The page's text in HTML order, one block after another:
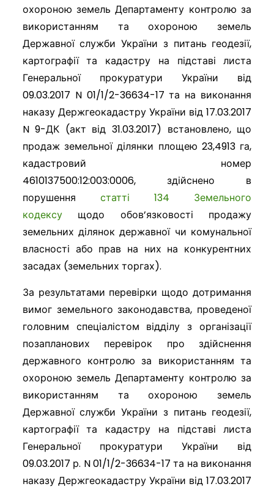
охороною земель Департаменту контролю за
використанням та охороною земель
Державної служби України з питань геодезії,
картографії та кадастру на підставі листа
Генеральної прокуратури України від
09.03.2017 N 01/1/2-36634-17 та на виконання
наказу Держгеокадастру України від 17.03.2017
N 9-ДК (акт від 31.03.2017) встановлено, що
продаж земельної ділянки площею 23,4913 га,
кадастровий номер
4610137500:12:003:0006, здійснено в
порушення статті 134 Земельного
кодексущодо обов’язковості продажу
земельних ділянок державної чи комунальної
власності або прав на них на конкурентних
засадах (земельних торгах).
За результатами перевірки щодо дотримання
вимог земельного законодавства, проведеної
головним спеціалістом відділу з організації
позапланових перевірок про здійснення
державного контролю за використанням та
охороною земель Департаменту контролю за
використанням та охороною земель
Державної служби України з питань геодезії,
картографії та кадастру на підставі листа
Генеральної прокуратури України від
09.03.2017 р. N 01/1/2-36634-17 та на виконання
наказу Держгеокадастру України від 17.03.2017